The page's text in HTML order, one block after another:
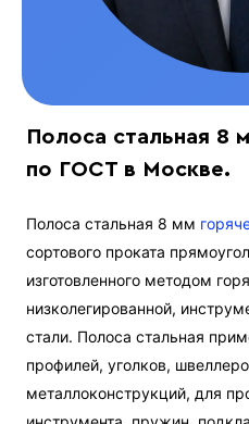
Полоса стальная 8
по ГОСТ в Москве.
Полоса стальная 8 мм
сортового проката
изготовленного методом
низколегированной,
стали. Полоса стальная
профилей, уголков,
металлоконструкций, для